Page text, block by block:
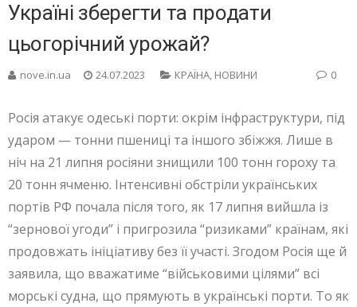
Україні зберегти та продати
цьогорічний урожай?
nove.in.ua 24.07.2023 КРАЇНА, НОВИНИ 0
Росія атакує одеські порти: окрім інфраструктури, під
ударом — тонни пшениці та іншого збіжжя. Лише в
ніч на 21 липня росіяни знищили 100 тонн гороху та
20 тонн ячменю. Інтенсивні обстріли українських
портів РФ почала після того, як 17 липня вийшла із
“зернової угоди” і пригрозила “ризиками” країнам, які
продовжать ініціативу без її участі. Згодом Росія ще й
заявила, що вважатиме “військовими цілями” всі
морські судна, що прямують в українські порти. То як